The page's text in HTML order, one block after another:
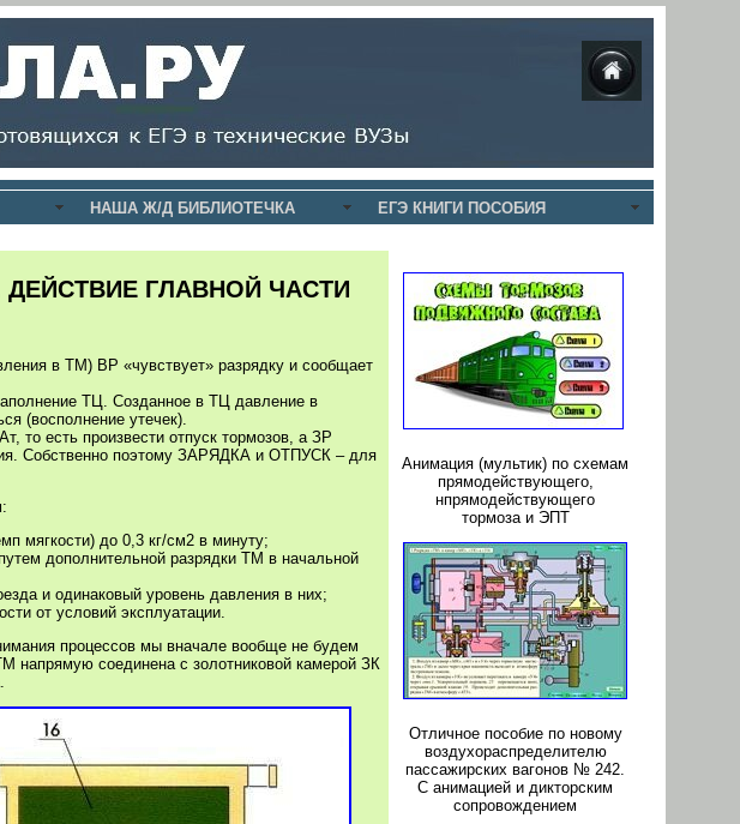
НАША Ж/Д БИБЛИОТЕЧКА ЕГЭ КНИГИ ПОСОБИЯ
ГЛАВНОЙ ЧАСТИ
в ТМ) ВР «чувствует» разрядку и сообщает
ТЦ. Созданное в ТЦ давление в
(восполнение утечек).
есть произвести отпуск тормозов, а ЗР
Собственно поэтому ЗАРЯДКА и ОТПУСК – для
мягкости) до 0,3 кг/см2 в минуту;
дополнительной разрядки ТМ в начальной
и одинаковый уровень давления в них;
от условий эксплуатации.
процессов мы вначале вообще не будем
напрямую соединена с золотниковой камерой ЗК
Анимация (мультик) по схемам
прямодействующего,
нпрямодействующего
тормоза и ЭПТ
Отличное пособие по новому
воздухораспределителю
пассажирских вагонов № 242.
С анимацией и дикторским
сопровождением